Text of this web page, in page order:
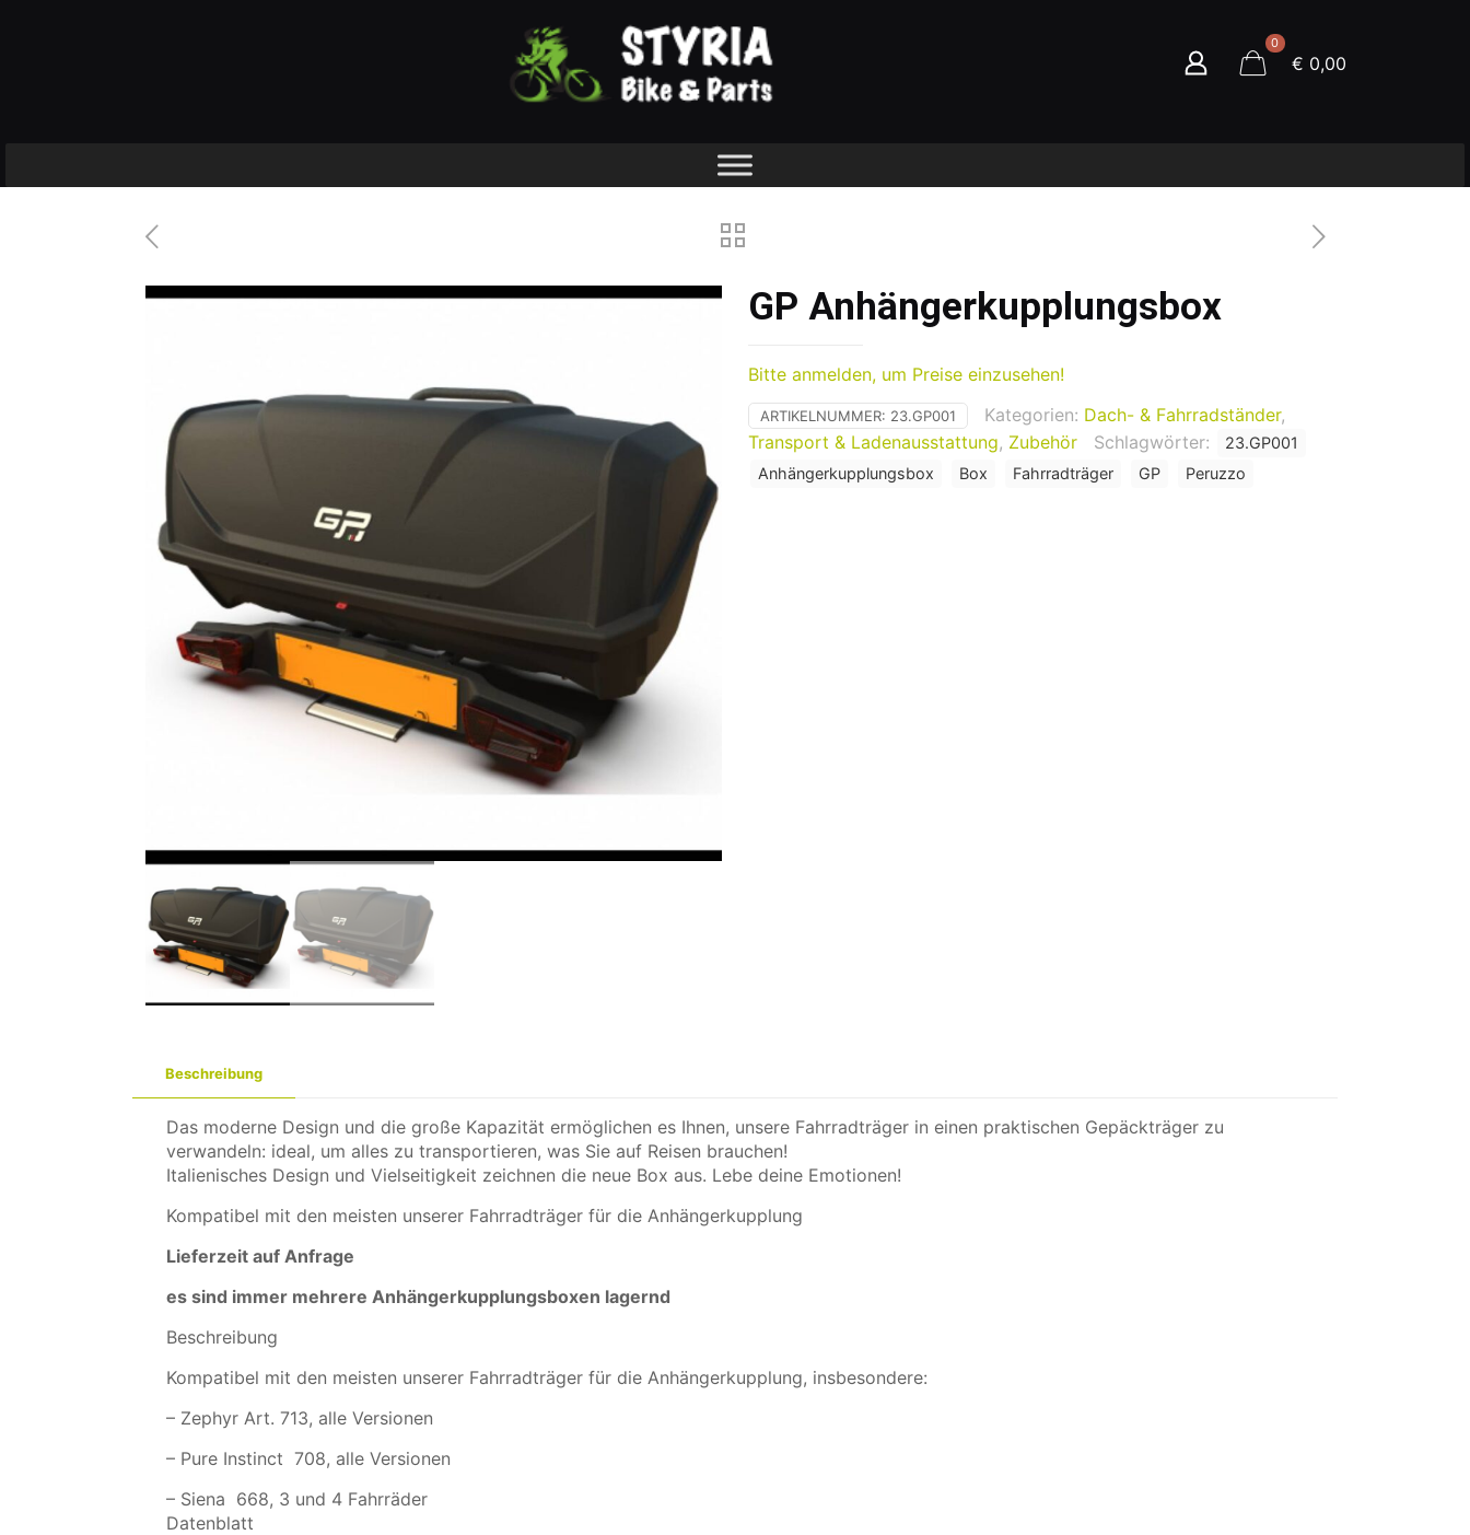
0
€ 0,00
GP Anhängerkupplungsbox
Bitte anmelden, um Preise einzusehen!
ARTIKELNUMMER: 23.GP001 Kategorien: Dach- & Fahrradständer,
Transport & Ladenausstattung, Zubehör Schlagwörter:
23.GP001
Anhängerkupplungsbox
Box Fahrradträger GP Peruzzo
Beschreibung
Das moderne Design und die große Kapazität ermöglichen es Ihnen, unsere Fahrradträger in einen praktischen Gepäckträger zu
verwandeln: ideal, um alles zu transportieren, was Sie auf Reisen brauchen!
Italienisches Design und Vielseitigkeit zeichnen die neue Box aus. Lebe deine Emotionen!
Kompatibel mit den meisten unserer Fahrradträger für die Anhängerkupplung
Lieferzeit auf Anfrage
es sind immer mehrere Anhängerkupplungsboxen lagernd
Beschreibung
Kompatibel mit den meisten unserer Fahrradträger für die Anhängerkupplung, insbesondere:
– Zephyr Art. 713, alle Versionen
– Pure Instinct 708, alle Versionen
– Siena 668, 3 und 4 Fahrräder
Datenblatt